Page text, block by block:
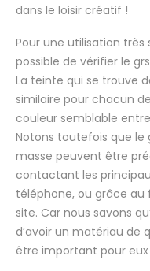
dans le loisir créatif !
Pour une utilisation
possible de vérifier le
La teinte qui se trouve
similaire pour chacun
couleur semblable
Notons toutefois que le
masse peuvent être
contactant les
téléphone, ou grâce au
site. Car nous savons
d’avoir un matériau de
être important pour eux